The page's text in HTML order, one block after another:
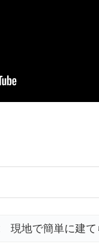
現地で簡単に建て